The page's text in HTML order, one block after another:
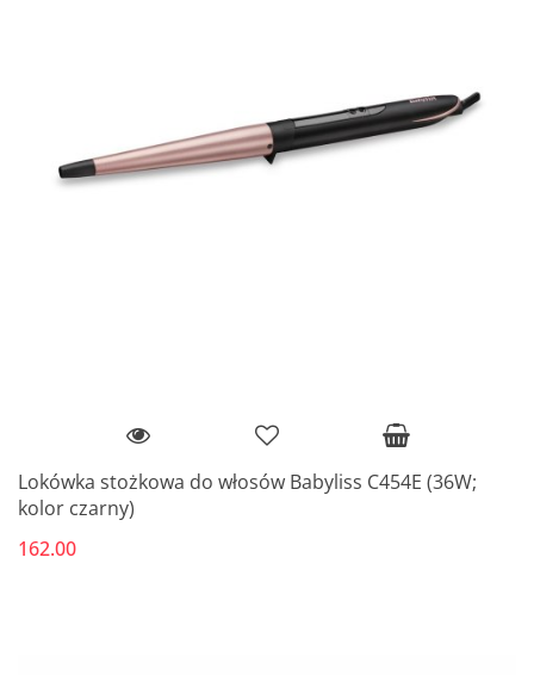
Lokówka stożkowa do włosów Babyliss C454E (36W;
kolor czarny)
162.00